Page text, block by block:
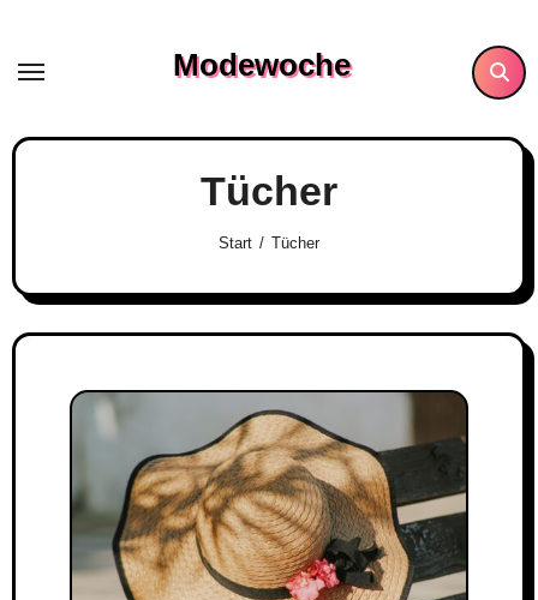
content
Modewoche
Tücher
Start Tücher